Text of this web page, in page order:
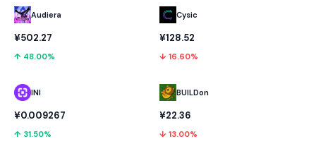
Audiera
¥502.27
↑ 48.00%
INI
¥0.009267
↑ 31.50%
Cysic
¥128.52
↓ 16.60%
BUILDon
¥22.36
↓ 13.00%